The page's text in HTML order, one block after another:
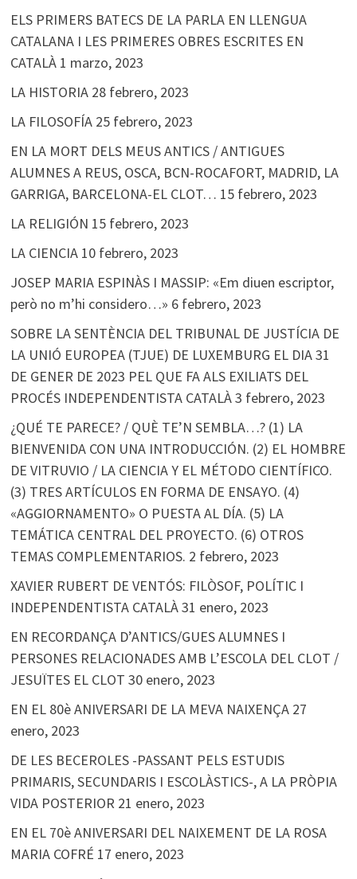
ELS PRIMERS BATECS DE LA PARLA EN LLENGUA
CATALANA I LES PRIMERES OBRES ESCRITES EN
CATALÀ 1 marzo, 2023
LA HISTORIA 28 febrero, 2023
LA FILOSOFÍA 25 febrero, 2023
EN LA MORT DELS MEUS ANTICS / ANTIGUES
ALUMNES A REUS, OSCA, BCN-ROCAFORT, MADRID, LA
GARRIGA, BARCELONA-EL CLOT… 15 febrero, 2023
LA RELIGIÓN 15 febrero, 2023
LA CIENCIA 10 febrero, 2023
JOSEP MARIA ESPINÀS I MASSIP: «Em diuen escriptor,
però no m’hi considero…» 6 febrero, 2023
SOBRE LA SENTÈNCIA DEL TRIBUNAL DE JUSTÍCIA DE
LA UNIÓ EUROPEA (TJUE) DE LUXEMBURG EL DIA 31
DE GENER DE 2023 PEL QUE FA ALS EXILIATS DEL
PROCÉS INDEPENDENTISTA CATALÀ3 febrero, 2023
¿QUÉ TE PARECE? / QUÈ TE’N SEMBLA…? (1) LA
BIENVENIDA CON UNA INTRODUCCIÓN. (2) EL HOMBRE
DE VITRUVIO / LA CIENCIA Y EL MÉTODO CIENTÍFICO.
(3) TRES ARTÍCULOS EN FORMA DE ENSAYO. (4)
«AGGIORNAMENTO» O PUESTA AL DÍA. (5) LA
TEMÁTICA CENTRAL DEL PROYECTO. (6) OTROS
TEMAS COMPLEMENTARIOS. 2 febrero, 2023
XAVIER RUBERT DE VENTÓS: FILÒSOF, POLÍTIC I
INDEPENDENTISTA CATALÀ31 enero, 2023
EN RECORDANÇA D’ANTICS/GUES ALUMNES I
PERSONES RELACIONADES AMB L’ESCOLA DEL CLOT /
JESUÏTES EL CLOT 30 enero, 2023
EN EL 80è ANIVERSARI DE LA MEVA NAIXENÇA 27
enero, 2023
DE LES BECEROLES -PASSANT PELS ESTUDIS
PRIMARIS, SECUNDARIS I ESCOLÀSTICS-, A LA PRÒPIA
VIDA POSTERIOR 21 enero, 2023
EN EL 70è ANIVERSARI DEL NAIXEMENT DE LA ROSA
MARIA COFRÉ 17 enero, 2023